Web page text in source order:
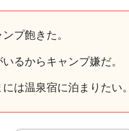
プ飽きた。
いるからキャンプ嫌だ。
には温泉宿に泊まりたい。